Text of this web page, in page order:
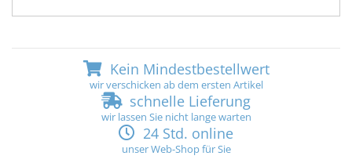
Kein Mindestbestellwert
wir verschicken ab dem ersten Artikel
schnelle Lieferung
wir lassen Sie nicht lange warten
24 Std. online
unser Web-Shop für Sie